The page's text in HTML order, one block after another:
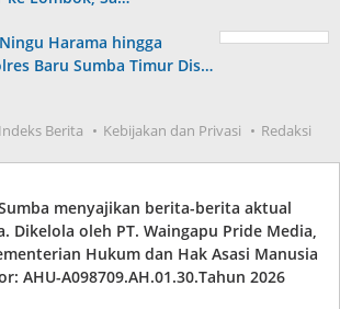
Harama hingga
Baru Sumba Timur Dis…
Indeks Berita Kebijakan dan Privasi Redaksi
menyajikan berita-berita aktual
Dikelola oleh PT. Waingapu Pride Media,
Hukum dan Hak Asasi Manusia
AHU-A098709.AH.01.30.Tahun 2026